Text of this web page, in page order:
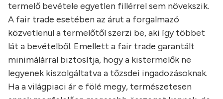
termelő bevétele egyetlen fillérrel sem növekszik.
A fair trade esetében az árut a forgalmazó
közvetlenül a termelőtől szerzi be, aki így többet
lát a bevételből. Emellett a fair trade garantált
minimálárral biztosítja, hogy a kistermelők ne
legyenek kiszolgáltatva a tőzsdei ingadozásoknak.
Ha a világpiaci ár e fölé megy, természetesen